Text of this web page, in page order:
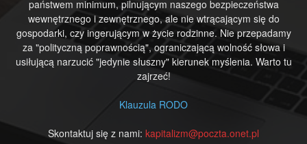
państwem minimum, pilnującym naszego bezpieczeństwa
wewnętrznego i zewnętrznego, ale nie wtrącającym się do
gospodarki, czy ingerującym w życie rodzinne. Nie przepadamy
za "polityczną poprawnością", ograniczającą wolność słowa i
usiłującą narzucić "jedynie słuszny" kierunek myślenia. Warto tu
zajrzeć!
Klauzula RODO
Skontaktuj się z nami: kapitalizm@poczta.onet.pl